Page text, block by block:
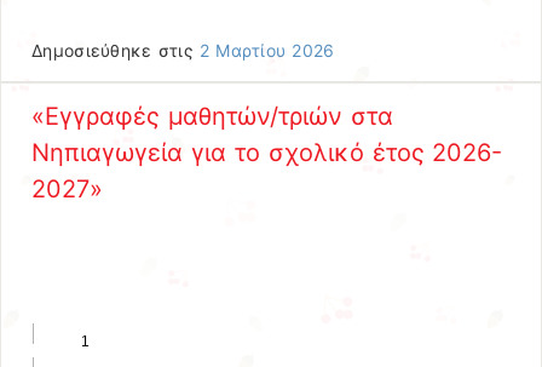
Δημοσιεύθηκε στις 2 Μαρτίου 2026
«Εγγραφές μαθητών/τριών στα
Νηπιαγωγεία για το σχολικό έτος 2026-
2027»